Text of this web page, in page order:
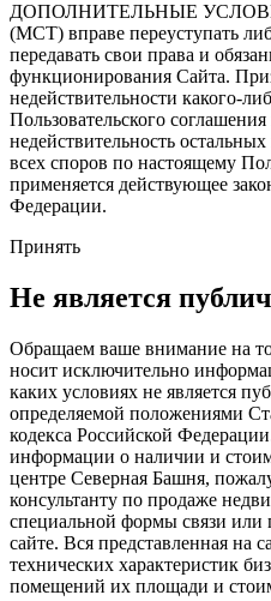
ДОПОЛНИТЕЛЬНЫЕ
(МСТ) вправе переуступать
передавать свои права и
функционирования Сайта.
недействительности какого-
Пользовательского соглашения
недействительность
всех споров по настоящему
применяется действующее
Федерации.
Принять
Не является
Обращаем ваше внимание на
носит исключительно
каких условиях не является
определяемой положениями
кодекса Российской
информации о наличии и
центре Северная Башня,
консультанту по продаже
специальной формы связи или
сайте. Вся представленная на
технических характеристик
помещений их площади и